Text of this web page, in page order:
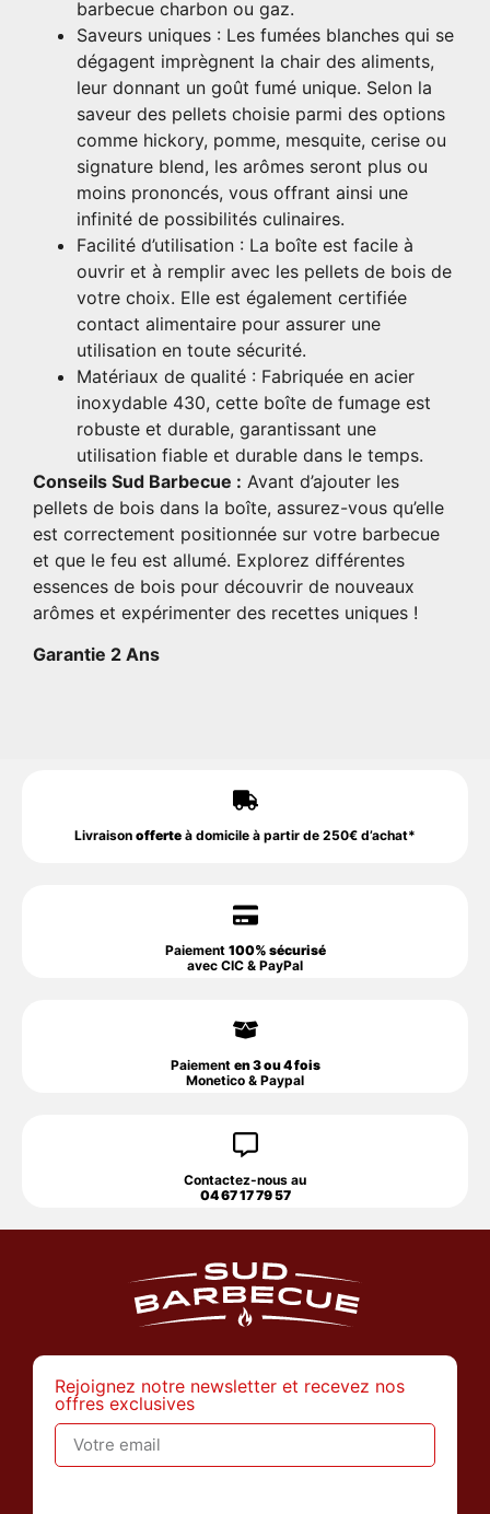
barbecue charbon ou gaz.
Saveurs uniques : Les fumées blanches qui se
dégagent imprègnent la chair des aliments,
leur donnant un goût fumé unique. Selon la
saveur des pellets choisie parmi des options
comme hickory, pomme, mesquite, cerise ou
signature blend, les arômes seront plus ou
moins prononcés, vous offrant ainsi une
infinité de possibilités culinaires.
Facilité d’utilisation : La boîte est facile à
ouvrir et à remplir avec les pellets de bois de
votre choix. Elle est également certifiée
contact alimentaire pour assurer une
utilisation en toute sécurité.
Matériaux de qualité : Fabriquée en acier
inoxydable 430, cette boîte de fumage est
robuste et durable, garantissant une
utilisation fiable et durable dans le temps.
Conseils Sud Barbecue : Avant d’ajouter les
pellets de bois dans la boîte, assurez-vous qu’elle
est correctement positionnée sur votre barbecue
et que le feu est allumé. Explorez différentes
essences de bois pour découvrir de nouveaux
arômes et expérimenter des recettes uniques !
Garantie 2 Ans
Livraison offerte à domicile à partir de 250€ d’achat*
Paiement 100% sécurisé
avec CIC & PayPal
Paiement en 3 ou 4 fois
Monetico & Paypal
Contactez-nous au
04 67 17 79 57
Rejoignez notre newsletter et recevez nos
offres exclusives